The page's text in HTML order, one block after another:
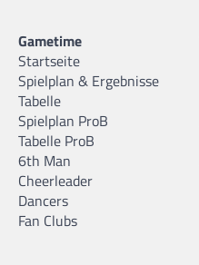
Gametime
Startseite
Spielplan & Ergebnisse
Tabelle
Spielplan ProB
Tabelle ProB
6th Man
Cheerleader
Dancers
Fan Clubs